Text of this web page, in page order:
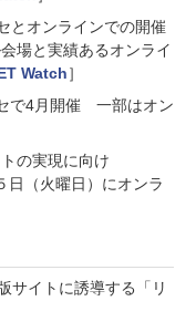
とオンラインでの開催
場と実績あるオンライ
Watch］
で4月開催 一部はオン
の実現に向け
日（火曜日）にオンラ
サイトに誘導する「リ